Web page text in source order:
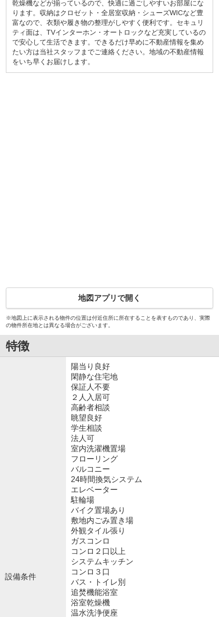
乾燥機などが揃っているので、快適に過ごしやすいお部屋にな
ります。収納はクロゼット・全居室収納・シューズWICなど豊
富なので、衣類や履き物の整理がしやすく便利です。セキュリ
ティ面は、TVインターホン・オートロックなど充実しているの
で安心して生活できます。できるだけ早めに不動産情報を集め
たい方は当社スタッフまでご連絡ください。地域の不動産情報
をいち早くお届けします。
地図アプリで開く
※地図上に表示される物件の位置は付近住所に所在することを表すものであり、実際
の物件所在地とは異なる場合がございます。
特徴
設備条件
陽当り良好
閑静な住宅地
保証人不要
２人入居可
高齢者相談
眺望良好
学生相談
法人可
室内洗濯機置場
フローリング
バルコニー
24時間換気システム
エレベーター
駐輪場
バイク置場あり
敷地内ごみ置き場
外観タイル張り
ガスコンロ
コンロ２口以上
システムキッチン
コンロ３口
バス・トイレ別
追焚機能浴室
浴室乾燥機
温水洗浄便座